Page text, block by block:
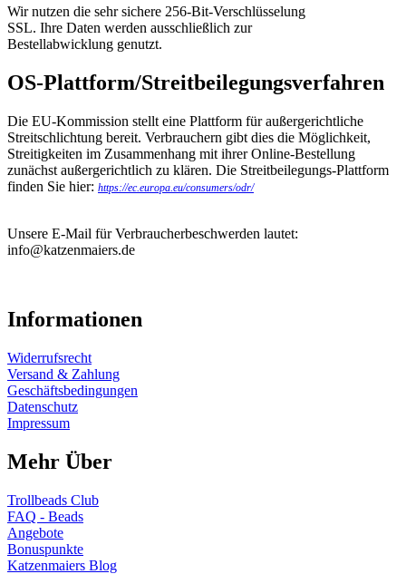
Wir nutzen die sehr sichere 256-Bit-Verschlüsselung
SSL. Ihre Daten werden ausschließlich zur
Bestellabwicklung genutzt.
OS-Plattform/Streitbeilegungsverfahren
Die EU-Kommission stellt eine Plattform für außergerichtliche
Streitschlichtung bereit. Verbrauchern gibt dies die Möglichkeit,
Streitigkeiten im Zusammenhang mit ihrer Online-Bestellung
zunächst außergerichtlich zu klären. Die Streitbeilegungs-Plattform
finden Sie hier: https://ec.europa.eu/consumers/odr/
Unsere E-Mail für Verbraucherbeschwerden lautet:
info@katzenmaiers.de
Informationen
Widerrufsrecht
Versand & Zahlung
Geschäftsbedingungen
Datenschutz
Impressum
Mehr Über
Trollbeads Club
FAQ - Beads
Angebote
Bonuspunkte
Katzenmaiers Blog